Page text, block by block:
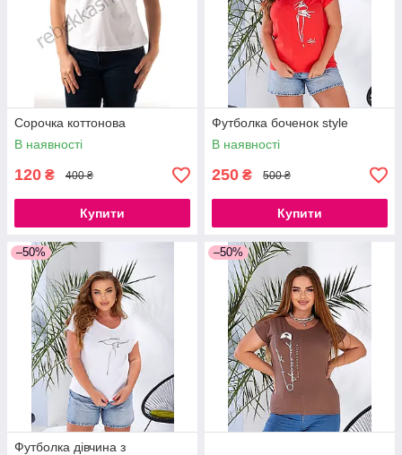
Сорочка коттонова
В наявності
120 ₴ 400 ₴
Купити
Футболка боченок style
В наявності
250 ₴ 500 ₴
Купити
–50%
Футболка дівчина з
–50%